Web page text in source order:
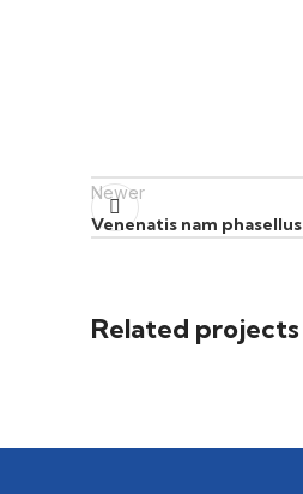
Newer
Venenatis nam phasellus
Related projects